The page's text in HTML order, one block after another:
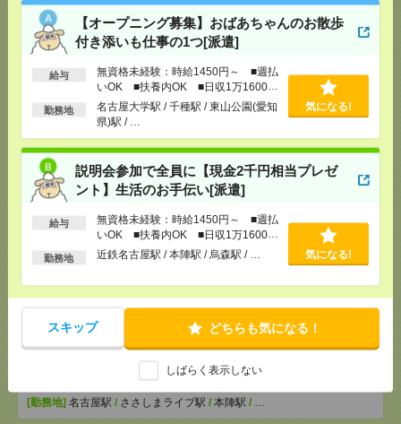
【オープニング募集】おばあちゃんのお散歩
付き添いも仕事の1つ[派遣]
給与
無資格未経験：時給1450円～ ■週払
いOK ■扶養内OK ■日収1万1600円
以上
勤務地
名古屋大学駅 / 千種駅 / 東山公園(愛知
県)駅 / …
気になる!
説明会参加で全員に【現金2千円相当プレゼ
ント】生活のお手伝い[派遣]
給与
無資格未経験：時給1450円～ ■週払
いOK ■扶養内OK ■日収1万1600円
以上
勤務地 近鉄名古屋駅 / 本陣駅 / 烏森駅 / … 気になる!
スキップ どちらも気になる！
しばらく表示しない
[給 与]
OK ■扶養内OK ■日収1万1600円以上
[交通費]
交通費全額支給
【医療行為はナシ】時給1400円！病院で備品のチェ
ックなど＊[派遣]
[給 与]
福祉士：時給1700円～2125円 / 初任者以上：時給
1500円～1875円
[交通費]全額支給
[勤務地]栄(愛知県)駅/伏見(愛知県)駅/矢場町駅/
3ヵ月で73万円稼ぐ！未経験OK＊おばあちゃんのお
話相手など＊[派遣]
[給 与] 無資格の方：時給1400円～1750円 / 介護
福祉士：時給1700円～2125円 / 初任者以上：時給
[勤務地] 名古屋駅 / ささしまライブ駅 / 本陣駅 / …